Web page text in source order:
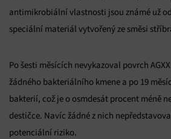
antimikrobiální vlastnosti jsou známé už
speciální materiál vytvořený ze směsi
Po šesti měsících nevykazoval povrch
žádného bakteriálního kmene a po 19
bakterií, což je o osmdesát procent méně
destičce. Navíc žádné z nich
potenciální riziko.